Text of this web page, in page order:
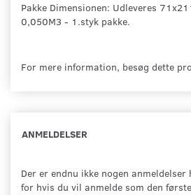
Pakke Dimensionen: Udleveres
0,050M3 - 1.styk pakke.
For mere information, besøg dette
ANMELDELSER
Der er endnu ikke nogen
for hvis du vil anmelde som den